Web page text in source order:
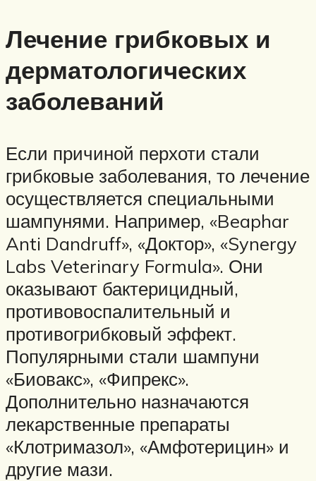
Лечение грибковых и
дерматологических
заболеваний
Если причиной перхоти стали
грибковые заболевания, то лечение
осуществляется специальными
шампунями. Например, «Beaphar
Anti Dandruff», «Доктор», «Synergy
Labs Veterinary Formula». Они
оказывают бактерицидный,
противовоспалительный и
противогрибковый эффект.
Популярными стали шампуни
«Биовакс», «Фипрекс».
Дополнительно назначаются
лекарственные препараты
«Клотримазол», «Амфотерицин» и
другие мази.